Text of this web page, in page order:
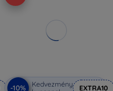
-10%
Kedvezmény
EXTRA10